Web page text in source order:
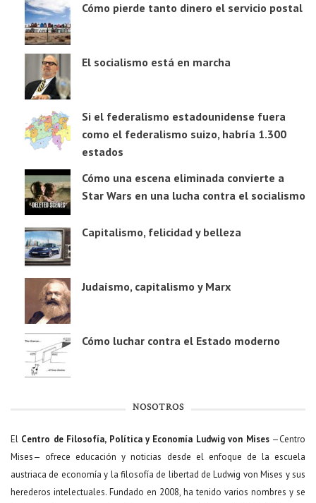
Cómo pierde tanto dinero el servicio postal
El socialismo está en marcha
Si el federalismo estadounidense fuera
como el federalismo suizo, habría 1.300
estados
Cómo una escena eliminada convierte a
Star Wars en una lucha contra el socialismo
Capitalismo, felicidad y belleza
Judaísmo, capitalismo y Marx
Cómo luchar contra el Estado moderno
NOSOTROS
El Centro de Filosofía, Política y Economía Ludwig von Mises—Centro
Mises— ofrece educación y noticias desde el enfoque de la escuela
austriaca de economía y la filosofía de libertad de Ludwig von Mises y sus
herederos intelectuales. Fundado en 2008, ha tenido varios nombres y se